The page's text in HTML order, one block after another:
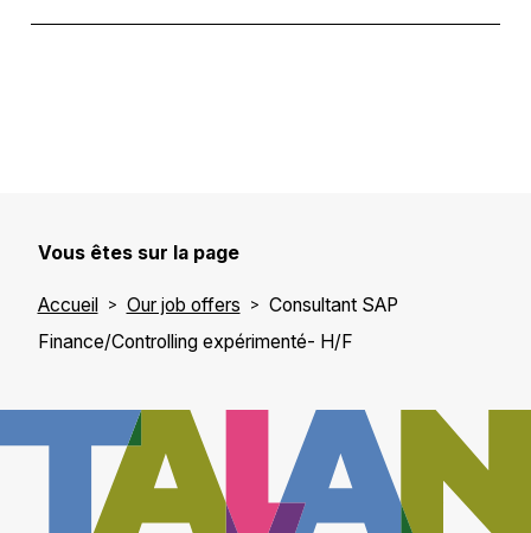
Vous êtes sur la page
Accueil Our job offers
Consultant SAP
Finance/Controlling expérimenté- H/F